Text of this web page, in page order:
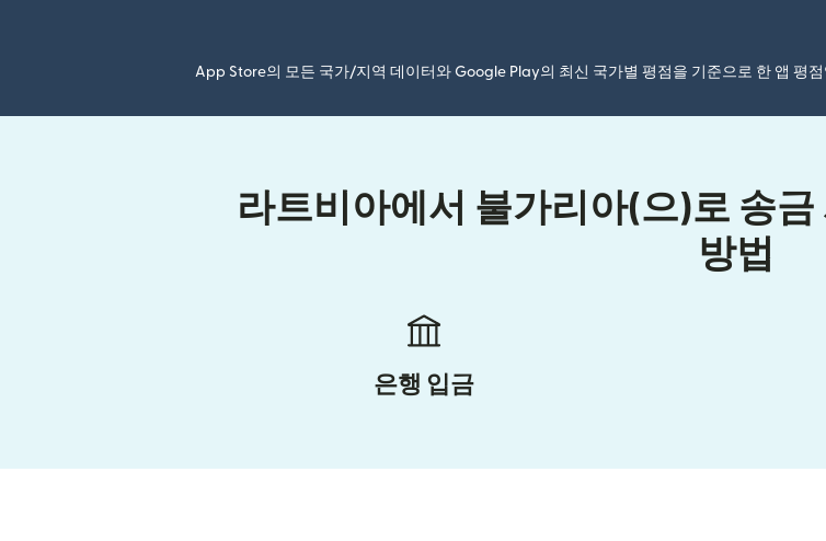
App Store의 모든 국가/지역 데이터와 Google Play의 최신 국가별 평점을 기준으로 한 앱 평
라트비아에서 불가리아(으)로 송
방법
은행 입금